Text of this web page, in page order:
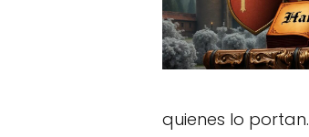
quienes lo portan.